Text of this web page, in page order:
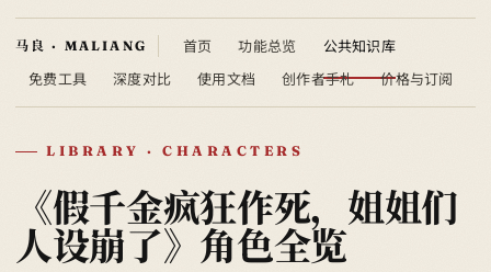
首页 功能总览
公共知识库
免费工具
深度对比 使用文档 创作者手札 价格与订阅
LIBRARY · CHARACTERS
《假千金疯狂作死，姐姐们
人设崩了》角色全览